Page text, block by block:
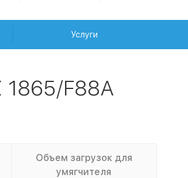
Услуги
1865/F88A
Объем загрузок для
умягчителя